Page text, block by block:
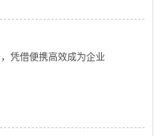
凭借便携高效成为企业